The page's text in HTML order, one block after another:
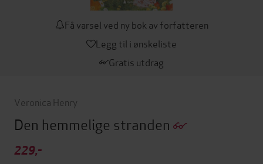
Få varsel ved ny bok av forfatteren
Legg til i ønskeliste
Gratis utdrag
Veronica Henry
Den hemmelige stranden
229,-